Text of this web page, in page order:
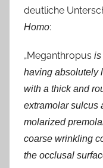
deutliche
Homo:
„Meganthropus is
having absolutely
with a thick and
extramolar sulcus
molarized
coarse wrinkling
the occlusal